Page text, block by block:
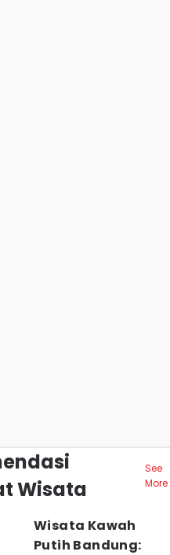
Wisata
See
More
Wisata Kawah
Putih Bandung: